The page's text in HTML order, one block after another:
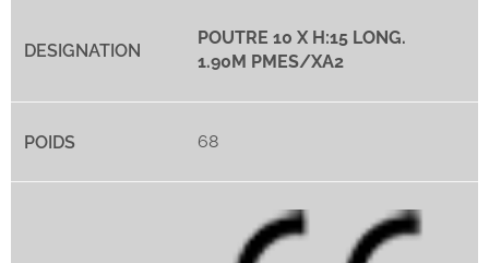
POUTRE 10 X H:15 LONG.
1.90M PMES/XA2
68